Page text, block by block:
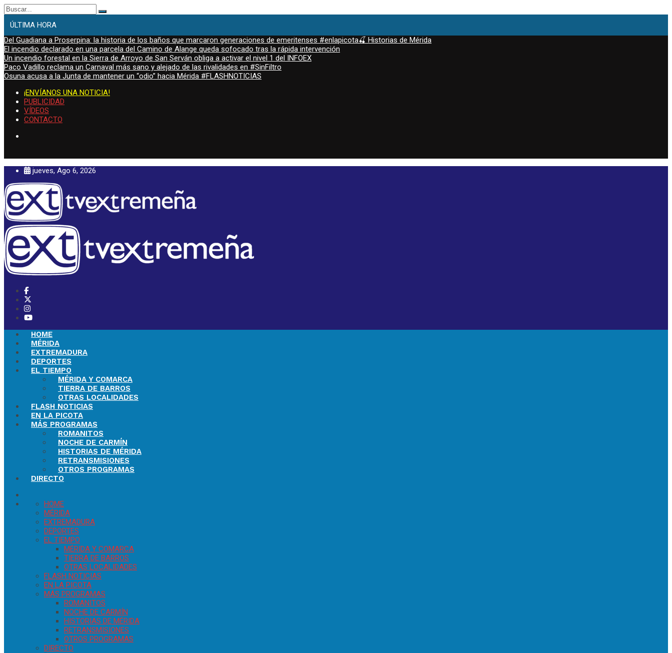
Buscar:
ÚLTIMA HORA
Del Guadiana a Proserpina: la historia de los baños que marcaron generaciones de emeritenses #enlapicota🍒 Historias de Mérida
El incendio declarado en una parcela del Camino de Alange queda sofocado tras la rápida intervención
Un incendio forestal en la Sierra de Arroyo de San Serván obliga a activar el nivel 1 del INFOEX
Paco Vadillo reclama un Carnaval más sano y alejado de las rivalidades en #SinFiltro
Osuna acusa a la Junta de mantener un “odio” hacia Mérida #FLASHNOTICIAS
¡ENVÍANOS UNA NOTICIA!
PUBLICIDAD
VÍDEOS
CONTACTO
jueves, Ago 6, 2026
HOME
MÉRIDA
EXTREMADURA
DEPORTES
EL TIEMPO
MÉRIDA Y COMARCA
TIERRA DE BARROS
OTRAS LOCALIDADES
FLASH NOTICIAS
EN LA PICOTA
MÁS PROGRAMAS
ROMANITOS
NOCHE DE CARMÍN
HISTORIAS DE MÉRIDA
RETRANSMISIONES
OTROS PROGRAMAS
DIRECTO
HOME
MÉRIDA
EXTREMADURA
DEPORTES
EL TIEMPO
MÉRIDA Y COMARCA
TIERRA DE BARROS
OTRAS LOCALIDADES
FLASH NOTICIAS
EN LA PICOTA
MÁS PROGRAMAS
ROMANITOS
NOCHE DE CARMÍN
HISTORIAS DE MÉRIDA
RETRANSMISIONES
OTROS PROGRAMAS
DIRECTO